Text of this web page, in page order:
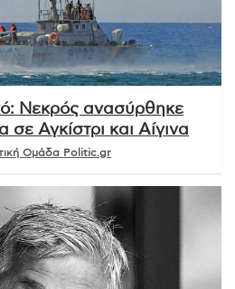
Νεκρός ανασύρθηκε
Αγκίστρι και Αίγινα
Ομάδα Politic.gr